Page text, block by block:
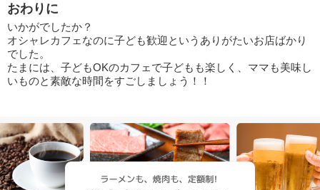
おわりに
いかがでしたか？
オシャレカフェなのに子ども歓迎というありがたいお店ばかり
でした。
たまには、子どもOKのカフェで子どもも楽しく、ママも美味し
いものと素敵な時間をすごしましょう！！